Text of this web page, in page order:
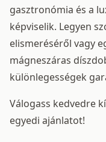
gasztronómia és a
képviselik. Legyen
elismeréséről vagy
mágneszáras
különlegességek
Válogass kedvedre
egyedi ajánlatot!